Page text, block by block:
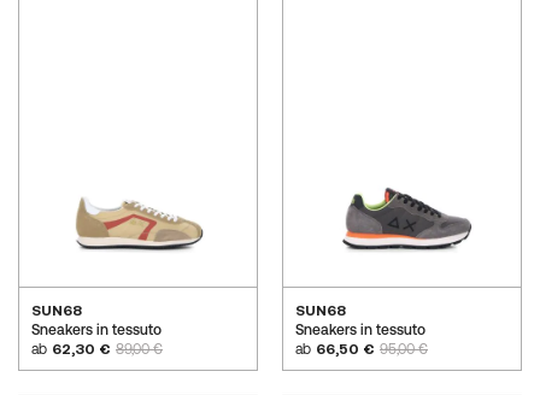
SUN68
Sneakers in tessuto
ab 62,30 € 89,00 €
SUN68
Sneakers in tessuto
ab 66,50 € 95,00 €